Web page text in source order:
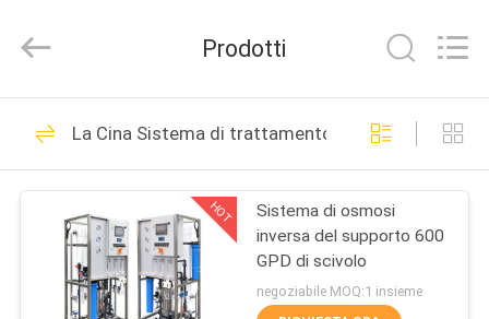
CASA
PRODOTTI
CIRCA
Fenigal
Science
Co.,
Sistema di
trattamento
dell&#39;acqua ad
osmosi inversa
83
Prodotti
La Cina Sistema di trattamento dell'acqua ad
HOT
Sistema di osmosi
inversa del supporto 600
GPD di scivolo
negoziabile MOQ:1 insieme